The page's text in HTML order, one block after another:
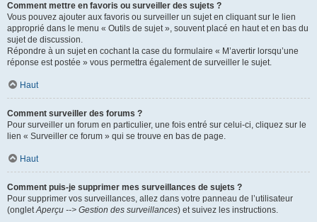
Comment mettre en favoris ou surveiller des sujets ?
Vous pouvez ajouter aux favoris ou surveiller un sujet en cliquant sur le lien
approprié dans le menu « Outils de sujet », souvent placé en haut et en bas du
sujet de discussion.
Répondre à un sujet en cochant la case du formulaire « M’avertir lorsqu’une
réponse est postée » vous permettra également de surveiller le sujet.
Haut
Comment surveiller des forums ?
Pour surveiller un forum en particulier, une fois entré sur celui-ci, cliquez sur le
lien « Surveiller ce forum » qui se trouve en bas de page.
Haut
Comment puis-je supprimer mes surveillances de sujets ?
Pour supprimer vos surveillances, allez dans votre panneau de l’utilisateur
(ongletAperçu --> Gestion des surveillances) et suivez les instructions.